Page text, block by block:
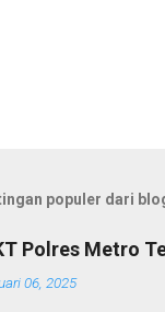
populer dari
Polres Metro
06, 2025